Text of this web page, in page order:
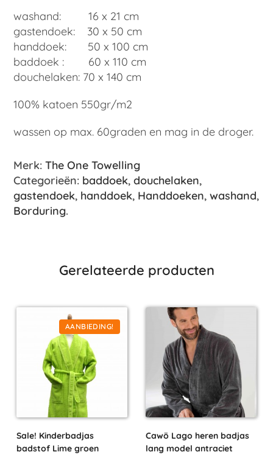
washand: 16 x 21 cm
gastendoek: 30 x 50 cm
handdoek: 50 x 100 cm
baddoek : 60 x 110 cm
douchelaken: 70 x 140 cm
100% katoen 550gr/m2
wassen op max. 60graden en mag in de droger.
Merk:The One Towelling
Categorieën: baddoek,douchelaken,
gastendoek, handdoek, Handdoeken,washand,
Borduring.
Gerelateerde producten
AANBIEDING!
Sale! Kinderbadjas
badstof Lime groen
Cawö Lago heren badjas
lang model antraciet